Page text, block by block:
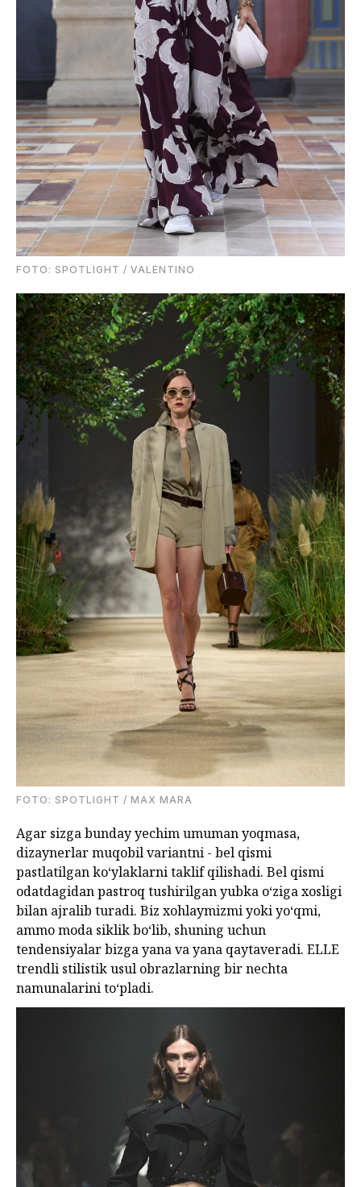
FOTO: SPOTLIGHT / VALENTINO
FOTO: SPOTLIGHT / MAX MARA
Agar sizga bunday yechim umuman yoqmasa,
dizaynerlar muqobil variantni - bel qismi
pastlatilgan koʻylaklarni taklif qilishadi. Bel qismi
odatdagidan pastroq tushirilgan yubka oʻziga xosligi
bilan ajralib turadi. Biz xohlaymizmi yoki yo‘qmi,
ammo moda siklik boʻlib, shuning uchun
tendensiyalar bizga yana va yana qaytaveradi. ELLE
trendli stilistik usul obrazlarning bir nechta
namunalarini to‘pladi.